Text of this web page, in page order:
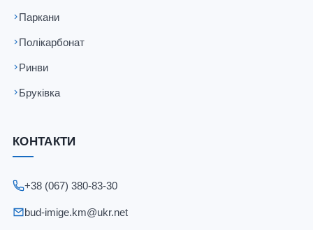
Паркани
Полікарбонат
Ринви
Бруківка
КОНТАКТИ
+38 (067) 380-83-30
bud-imige.km@ukr.net